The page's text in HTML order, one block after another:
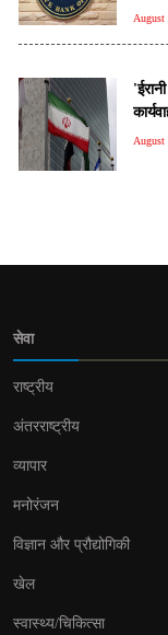
August
August
सेवा
राष्ट्रीय
अंतरराष्ट्रीय
व्यापार
मनोरंजन
विज्ञान और प्रौद्योगिकी
खेल
स्वास्थ्य/चिकित्सा